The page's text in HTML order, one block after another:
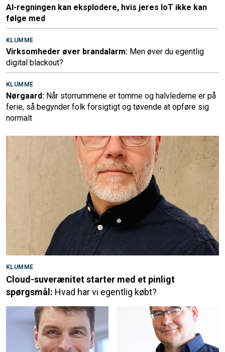
AI-regningen kan eksplodere, hvis jeres IoT ikke kan
følge med
KLUMME
Virksomheder øver brandalarm: Men øver du egentlig
digital blackout?
KLUMME
Nørgaard: Når storrummene er tomme og halvlederne er på
ferie, så begynder folk forsigtigt og tøvende at opføre sig
normalt
KLUMME
Cloud-suverænitet starter med et pinligt
spørgsmål: Hvad har vi egentlig købt?